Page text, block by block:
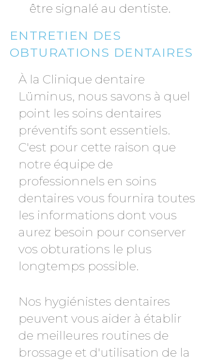
être signalé au dentiste.
ENTRETIEN DES
OBTURATIONS DENTAIRES
À la Clinique dentaire
Lüminus, nous savons à quel
point les soins dentaires
préventifs sont essentiels.
C'est pour cette raison que
notre équipe de
professionnels en soins
dentaires vous fournira toutes
les informations dont vous
aurez besoin pour conserver
vos obturations le plus
longtemps possible.
Nos hygiénistes dentaires
peuvent vous aider à établir
de meilleures routines de
brossage et d'utilisation de la